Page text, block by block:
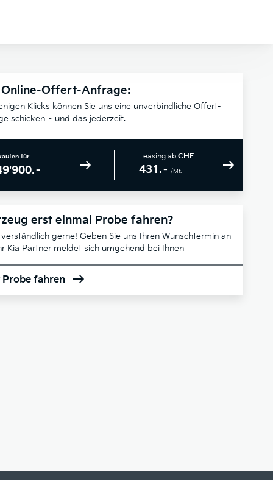
Online-Offert-Anfrage:
Klicks können Sie uns eine unverbindliche Offert-
schicken – und das jederzeit.
für Leasing ab CHF
431.– /Mt.
erst einmal Probe fahren?
gerne! Geben Sie uns Ihren Wunschtermin an
Kia Partner meldet sich umgehend bei Ihnen
Probe fahren